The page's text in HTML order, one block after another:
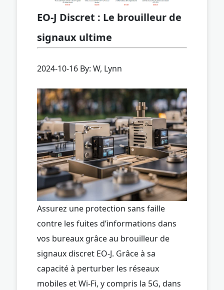
EO-J Discret : Le brouilleur de
signaux ultime
2024-10-16 By: W, Lynn
Assurez une protection sans faille
contre les fuites d’informations dans
vos bureaux grâce au brouilleur de
signaux discret EO-J. Grâce à sa
capacité à perturber les réseaux
mobiles et Wi-Fi, y compris la 5G, dans